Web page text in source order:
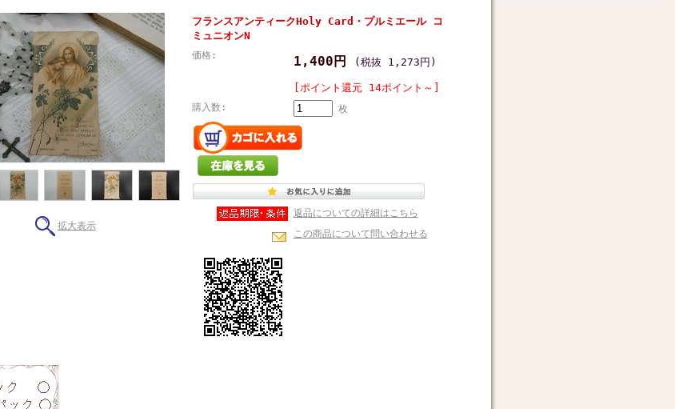
拡大表示
フランスアンティークHoly Card・プルミエール コ
ミュニオンN
価格: 1,400円 (税抜 1,273円)
[ポイント還元 14ポイント～]
購入数: 枚
返品についての詳細はこちら
この商品について問い合わせる